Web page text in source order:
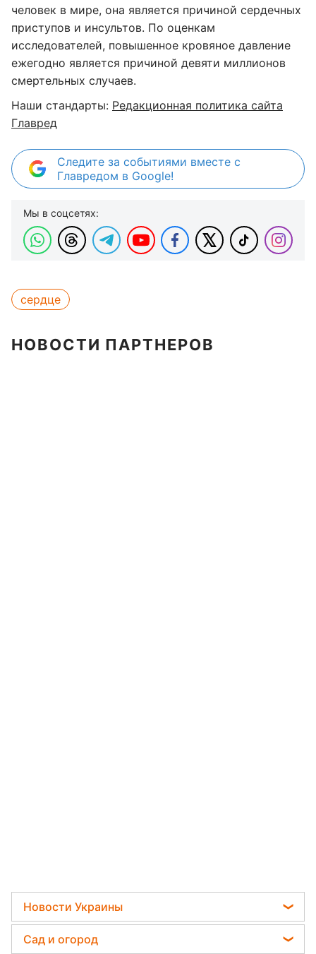
человек в мире, она является причиной сердечных
приступов и инсультов. По оценкам
исследователей, повышенное кровяное давление
ежегодно является причиной девяти миллионов
смертельных случаев.
Наши стандарты: Редакционная политика сайта
Главред
Следите за событиями вместе с
Главредом в Google!
Мы в соцсетях:
сердце
НОВОСТИ ПАРТНЕРОВ
Новости Украины
Пенсии в Украине
Сад и огород